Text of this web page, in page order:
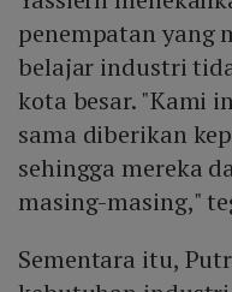
penempatan yang
belajar industri
kota besar. "Kami
sama diberikan
sehingga mereka
masing-masing,"
Sementara itu,